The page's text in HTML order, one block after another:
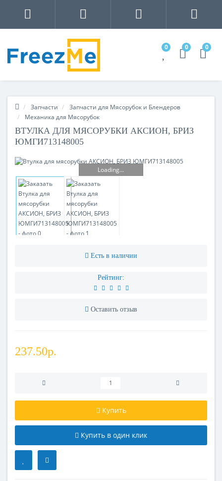
0 0 0
Запчасти
Запчасти для Мясорубок и Блендеров
Механика для Мясорубок
ВТУЛКА ДЛЯ МЯСОРУБКИ АКСИОН, БРИЗ
ЮМГИ713148005
Loading...
Есть в наличии
Рейтинг:
Оставить отзыв
237.50р.
Купить
Купить в один клик